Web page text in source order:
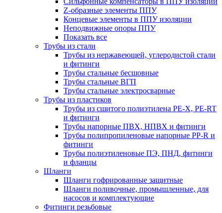
Z-образные элементы ППУ
Концевые элементы в ППУ изоляции
Неподвижные опоры ППУ
Показать все
Трубы из стали
Трубы из нержавеющей, углеродистой стали
и фитинги
Трубы стальные бесшовные
Трубы стальные ВГП
Трубы стальные электросварные
Трубы из пластиков
Трубы из сшитого полиэтилена PE-X, PE-RT
и фитинги
Трубы напорные ПВХ, НПВХ и фитинги
Трубы полипропиленовые напорные PP-R и
фитинги
Трубы полиэтиленовые ПЭ, ПНД, фитинги
и фланцы
Шланги
Шланги гофрированные защитные
Шланги поливочные, промышленные, для
насосов и комплектующие
Фитинги резьбовые